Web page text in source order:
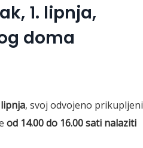
1. lipnja,
doma
lipnja, svoj odvojeno prikupljeni
od 14.00 do 16.00 sati nalaziti